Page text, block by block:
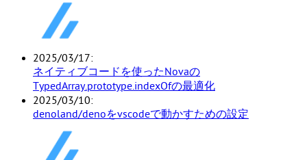
2025/03/17
ネイティブコードを使ったNovaの
TypedArray.prototype.indexOfの最適化
2025/03/10
denoland/denoをvscodeで動かすための設定